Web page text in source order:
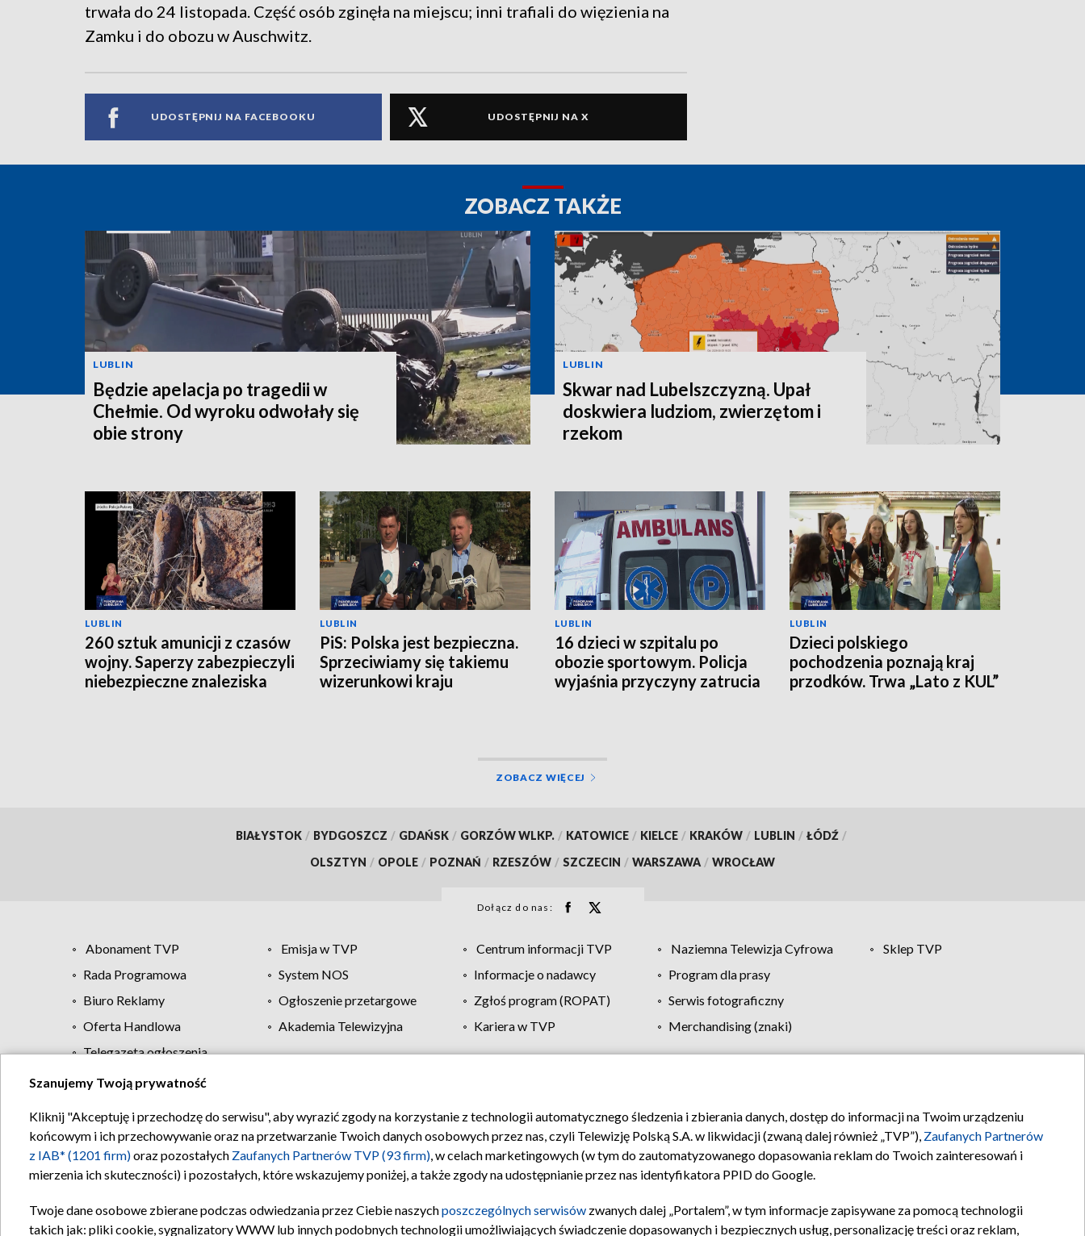
trwała do 24 listopada. Część osób zginęła na miejscu; inni trafiali do więzienia na
Zamku i do obozu w Auschwitz.
UDOSTĘPNIJ NA FACEBOOKU UDOSTĘPNIJ NA X
ZOBACZ TAKŻE
LUBLIN
Będzie apelacja po tragedii w
Chełmie. Od wyroku odwołały się
obie strony
LUBLIN
Skwar nad Lubelszczyzną. Upał
doskwiera ludziom, zwierzętom i
rzekom
LUBLIN
260 sztuk amunicji z czasów
wojny. Saperzy zabezpieczyli
niebezpieczne znaleziska
LUBLIN
PiS: Polska jest bezpieczna.
Sprzeciwiamy się takiemu
wizerunkowi kraju
LUBLIN
16 dzieci w szpitalu po
obozie sportowym. Policja
wyjaśnia przyczyny zatrucia
LUBLIN
Dzieci polskiego
pochodzenia poznają kraj
przodków. Trwa „Lato z KUL”
ZOBACZ WIĘCEJ
BIAŁYSTOK / BYDGOSZCZ / GDAŃSK / GORZÓW WLKP. / KATOWICE / KIELCE / KRAKÓW / LUBLIN / ŁÓDŹ /
OLSZTYN / OPOLE / POZNAŃ / RZESZÓW / SZCZECIN / WARSZAWA / WROCŁAW
Dołącz do nas:
Abonament TVP Emisja w TVP Centrum informacji TVP Naziemna Telewizja Cyfrowa
Sklep TVP
Rada Programowa
System NOS Informacje o nadawcy
Program dla prasy
Biuro Reklamy
Ogłoszenie przetargowe Zgłoś program (ROPAT)
Serwis fotograficzny
Oferta Handlowa
Akademia Telewizyjna Kariera w TVP
Merchandising (znaki)
Telegazeta ogłoszenia
Regulamin TVP Polityka prywatności Moje zgody Pomoc Biuro reklamy Kontakt
Szanujemy Twoją prywatność
Kliknij "Akceptuję i przechodzę do serwisu", aby wyrazić zgody na korzystanie z technologii automatycznego śledzenia i zbierania danych, dostęp do informacji na Twoim urządzeniu
końcowym i ich przechowywanie oraz na przetwarzanie Twoich danych osobowych przez nas, czyli Telewizję Polską S.A. w likwidacji (zwaną dalej również „TVP”), Zaufanych Partnerów
z IAB* (1201 firm)oraz pozostałych Zaufanych Partnerów TVP (93 firm), w celach marketingowych (w tym do zautomatyzowanego dopasowania reklam do Twoich zainteresowań i
mierzenia ich skuteczności) i pozostałych, które wskazujemy poniżej, a także zgody na udostępnianie przez nas identyfikatora PPID do Google.
Twoje dane osobowe zbierane podczas odwiedzania przez Ciebie naszychposzczególnych serwisów zwanych dalej „Portalem”, w tym informacje zapisywane za pomocą technologii
takich jak: pliki cookie, sygnalizatory WWW lub innych podobnych technologii umożliwiających świadczenie dopasowanych i bezpiecznych usług, personalizację treści oraz reklam,